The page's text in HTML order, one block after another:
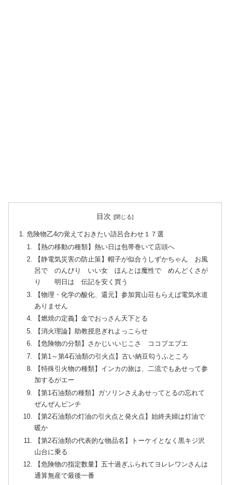
目次
危険物乙4の覚えておきたい語呂合わせ１７選
【熱の移動の種類】熱い日は包帯巻いて店頭へ
【静電気災害の防止策】帽子が似合うしずかちゃん お風
呂で のんびり いい女 ほんとは魔性で めんどくさが
り 明日は 伝記を安く買う
【物理・化学の酸化、還元】参加賞山荘もらえば電気水道
ありません
【燃焼の定義】金でおっさん天下とる
【消火理論】助教授息ぎれよっこらせ
【危険物の分類】さかじいいじこさ ココブエブエ
【第1～第4石油類の引火点】古い納豆匂うふところ
【特殊引火物の種類】インカの旅は、二流でもあせって参
加するがエー
【第1石油類の種類】ガソリンさえあせってとるの忘れて
ぜんぜんピンチ
【第2石油類の灯油の引火点と発火点】始終夫婦は灯油で
暖か
【第2石油類の代表的な物品名】トーケイとなく黒キジ沢
山台に乗る
【危険物の指定数量】五十過ぎふられてヨレレワンさんは
通算無産で最後一番